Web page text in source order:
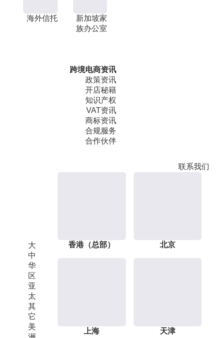
海外信托
新加坡家
族办公室
跨境电商资讯
政策资讯
开店秘籍
知识产权
VAT资讯
商标资讯
合规服务
合作伙伴
联系我们
大
中
华
区
亚
太
其
它
美
香港（总部） 北京
上海 天津